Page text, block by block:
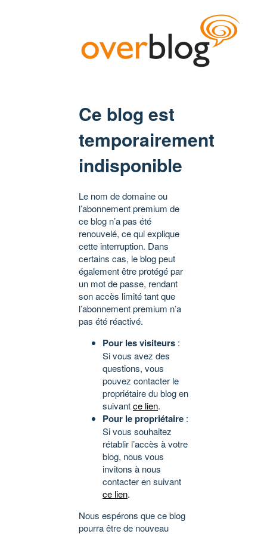
Ce blog est
temporairement
indisponible
Le nom de domaine ou
l’abonnement premium de
ce blog n’a pas été
renouvelé, ce qui explique
cette interruption. Dans
certains cas, le blog peut
également être protégé par
un mot de passe, rendant
son accès limité tant que
l’abonnement premium n’a
pas été réactivé.
Pour les visiteurs :
Si vous avez des
questions, vous
pouvez contacter le
propriétaire du blog en
suivantce lien.
Pour le propriétaire :
Si vous souhaitez
rétablir l’accès à votre
blog, nous vous
invitons à nous
contacter en suivant
ce lien.
Nous espérons que ce blog
pourra être de nouveau